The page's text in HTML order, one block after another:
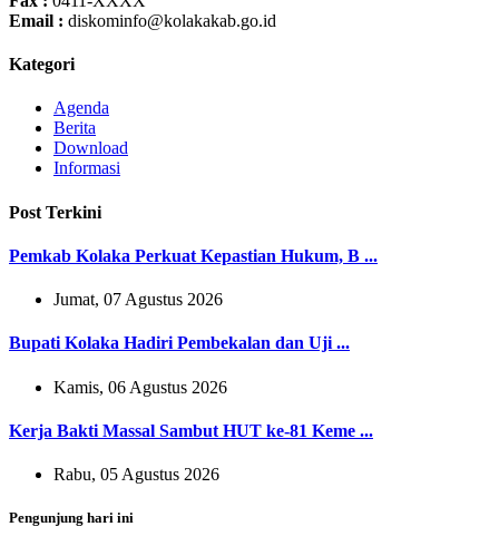
Email : diskominfo@kolakakab.go.id
Kategori
Agenda
Berita
Download
Informasi
Post Terkini
Pemkab Kolaka Perkuat Kepastian Hukum, B ...
Jumat, 07 Agustus 2026
Bupati Kolaka Hadiri Pembekalan dan Uji ...
Kamis, 06 Agustus 2026
Kerja Bakti Massal Sambut HUT ke-81 Keme ...
Rabu, 05 Agustus 2026
Pengunjung hari ini